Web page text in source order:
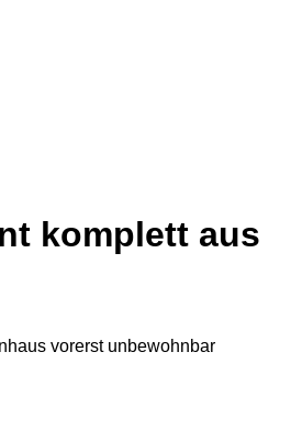
komplett aus